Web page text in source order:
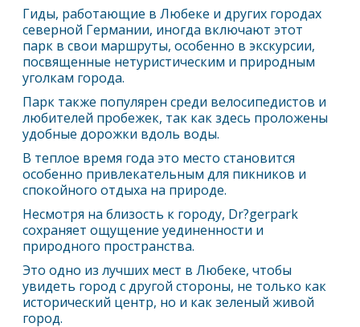
Гиды, работающие вЛюбеке и других городах
северной Германии, иногда включают этот
парк в свои маршруты, особенно в экскурсии,
посвященные нетуристическим и природным
уголкам города.
Парк также популярен среди велосипедистов и
любителей пробежек, так как здесь проложены
удобные дорожки вдоль воды.
В теплое время года это место становится
особенно привлекательным для пикников и
спокойного отдыха на природе.
Несмотря на близость к городу, Dr?gerpark
сохраняет ощущение уединенности и
природного пространства.
Это одно из лучших мест вЛюбеке, чтобы
увидеть город с другой стороны, не только как
исторический центр, но и как зеленый живой
город.